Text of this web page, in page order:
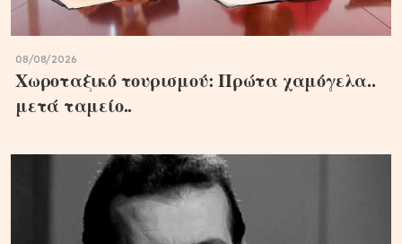
08/08/2026
Χωροταξικό τουρισμού: Πρώτα χαμόγελα..
μετά ταμείο..